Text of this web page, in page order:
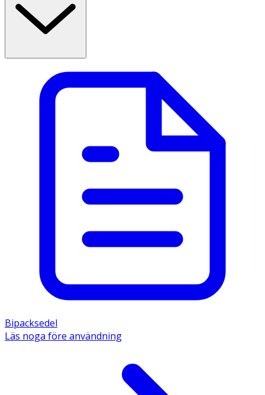
Användning
- D-vitamin Olja ACO rekommenderas för barn upp till 2
års ålder.
dagligen
- Rekommenderad dos för vissa barn upp till 5 år 5
droppar dagligen.
- Vänd flaskan upp och ned och skaka lätt för att få fram
Den aktiva substansen är kolekalciferol (Vitamin D3). 1 ml
D-vitamin Olja ACO innehåller: 59,5 mikrogram
vitamin Olja ACO motsvarar 30 droppar. Övrigt
innehållsämne är solrosolja.
Bipacksedel
Läs noga före användning